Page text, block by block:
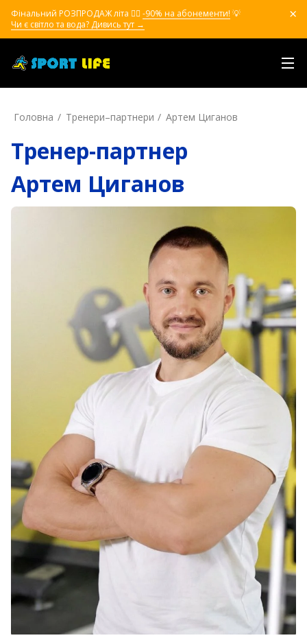
Фінальний РОЗПРОДАЖ літа ❤️‍🔥 -90% на абонементи! 💡
Чи є світло та вода? Дивись тут →
Головна Тренери–партнери Артем Циганов
Тренер-партнер
Артем Циганов